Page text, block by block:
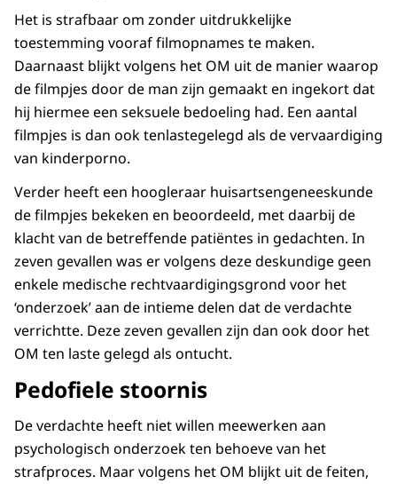
Het is strafbaar om zonder uitdrukkelijke
toestemming vooraf filmopnames te maken.
Daarnaast blijkt volgens het OM uit de manier waarop
de filmpjes door de man zijn gemaakt en ingekort dat
hij hiermee een seksuele bedoeling had. Een aantal
filmpjes is dan ook tenlastegelegd als de vervaardiging
van kinderporno.
Verder heeft een hoogleraar huisartsengeneeskunde
de filmpjes bekeken en beoordeeld, met daarbij de
klacht van de betreffende patiëntes in gedachten. In
zeven gevallen was er volgens deze deskundige geen
enkele medische rechtvaardigingsgrond voor het
‘onderzoek’ aan de intieme delen dat de verdachte
verrichtte. Deze zeven gevallen zijn dan ook door het
OM ten laste gelegd als ontucht.
Pedofiele stoornis
De verdachte heeft niet willen meewerken aan
psychologisch onderzoek ten behoeve van het
strafproces. Maar volgens het OM blijkt uit de feiten,